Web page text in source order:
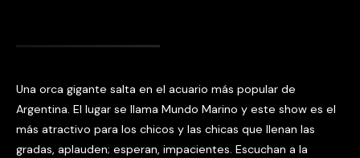
Una orca gigante salta en el acuario más popular de
Argentina. El lugar se llama Mundo Marino y este show es el
más atractivo para los chicos y las chicas que llenan las
gradas, aplauden; esperan, impacientes. Escuchan a la